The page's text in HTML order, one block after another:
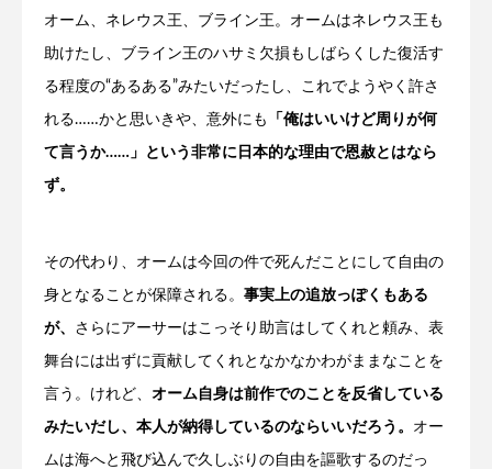
オーム、ネレウス王、ブライン王。オームはネレウス王も
助けたし、ブライン王のハサミ欠損もしばらくした復活す
る程度の“あるある”みたいだったし、これでようやく許さ
れる……かと思いきや、意外にも 「俺はいいけど周りが何
て言うか……」という非常に日本的な理由で恩赦とはなら
ず。
その代わり、オームは今回の件で死んだことにして自由の
身となることが保障される。 事実上の追放っぽくもある
が、 さらにアーサーはこっそり助言はしてくれと頼み、表
舞台には出ずに貢献してくれとなかなかわがままなことを
言う。けれど、 オーム自身は前作でのことを反省している
みたいだし、本人が納得しているのならいいだろう。 オー
ムは海へと飛び込んで久しぶりの自由を謳歌するのだっ